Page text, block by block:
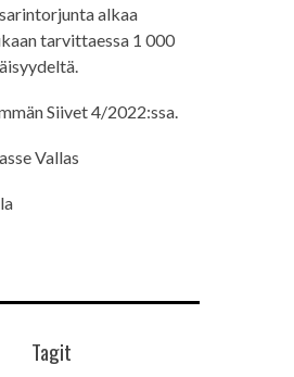
alkaa
tarvittaessa 1 000
Siivet 4/2022:ssa.
Vallas
Tagit